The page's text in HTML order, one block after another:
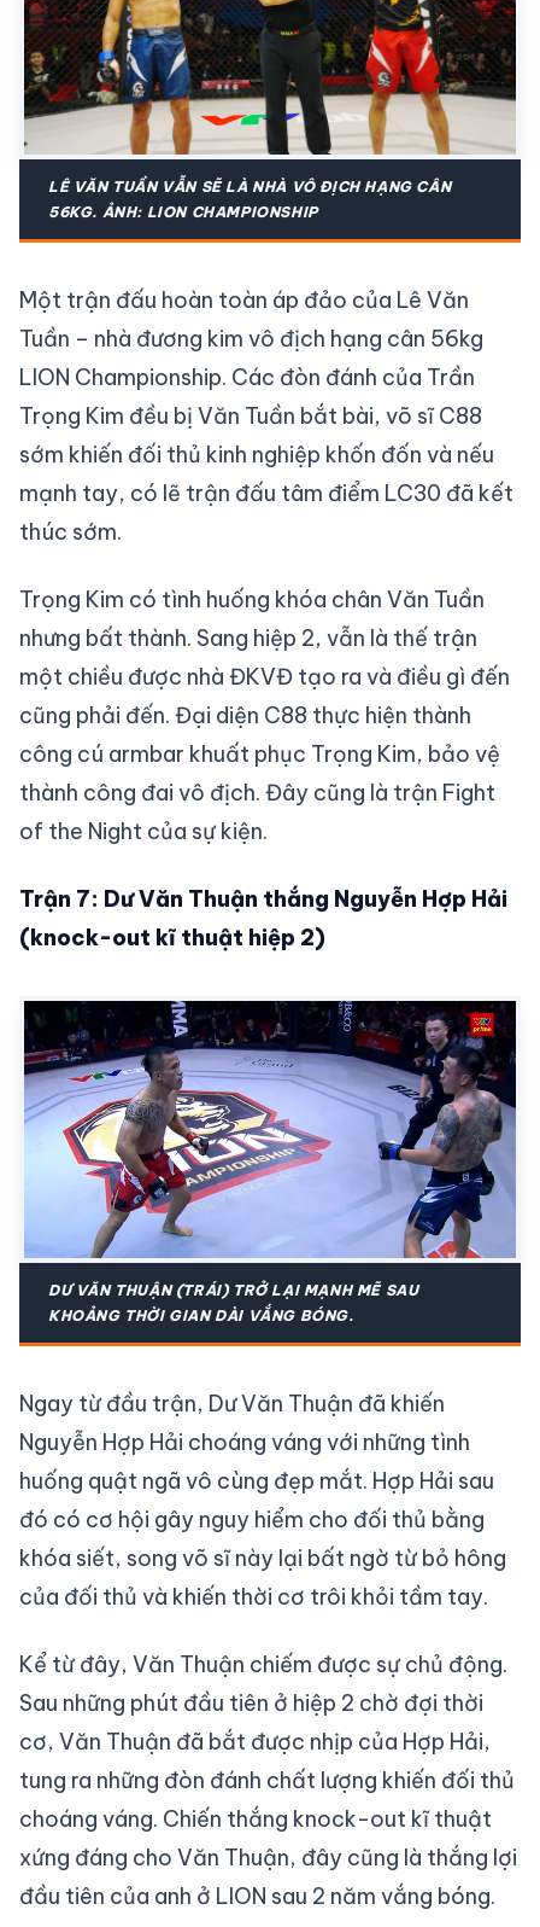
LÊ VĂN TUẦN VẪN SẼ LÀ NHÀ VÔ ĐỊCH HẠNG CÂN
56KG. ẢNH: LION CHAMPIONSHIP
Một trận đấu hoàn toàn áp đảo của Lê Văn
Tuần – nhà đương kim vô địch hạng cân 56kg
LION Championship. Các đòn đánh của Trần
Trọng Kim đều bị Văn Tuần bắt bài, võ sĩ C88
sớm khiến đối thủ kinh nghiệp khốn đốn và nếu
mạnh tay, có lẽ trận đấu tâm điểm LC30 đã kết
thúc sớm.
Trọng Kim có tình huống khóa chân Văn Tuần
nhưng bất thành. Sang hiệp 2, vẫn là thế trận
một chiều được nhà ĐKVĐ tạo ra và điều gì đến
cũng phải đến. Đại diện C88 thực hiện thành
công cú armbar khuất phục Trọng Kim, bảo vệ
thành công đai vô địch. Đây cũng là trận Fight
of the Night của sự kiện.
Trận 7: Dư Văn Thuận thắng Nguyễn Hợp Hải
(knock-out kĩ thuật hiệp 2)
DƯ VĂN THUẬN (TRÁI) TRỞ LẠI MẠNH MẼ SAU
KHOẢNG THỜI GIAN DÀI VẮNG BÓNG.
Ngay từ đầu trận, Dư Văn Thuận đã khiến
Nguyễn Hợp Hải choáng váng với những tình
huống quật ngã vô cùng đẹp mắt. Hợp Hải sau
đó có cơ hội gây nguy hiểm cho đối thủ bằng
khóa siết, song võ sĩ này lại bất ngờ từ bỏ hông
của đối thủ và khiến thời cơ trôi khỏi tầm tay.
Kể từ đây, Văn Thuận chiếm được sự chủ động.
Sau những phút đầu tiên ở hiệp 2 chờ đợi thời
cơ, Văn Thuận đã bắt được nhịp của Hợp Hải,
tung ra những đòn đánh chất lượng khiến đối thủ
choáng váng. Chiến thắng knock-out kĩ thuật
xứng đáng cho Văn Thuận, đây cũng là thắng lợi
đầu tiên của anh ở LION sau 2 năm vắng bóng.